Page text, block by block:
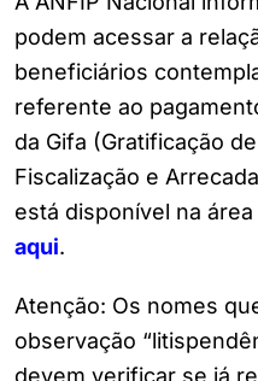
podem acessar a
beneficiários
referente ao
da Gifa (Gratificação
Fiscalização e
está disponível na
aqui.
Atenção: Os nomes
observação
devem verificar se já